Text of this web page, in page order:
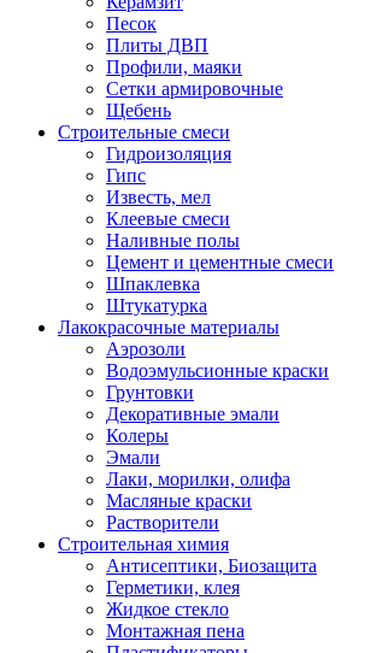
Песок
Плиты ДВП
Профили, маяки
Сетки армировочные
Щебень
Строительные смеси
Гидроизоляция
Гипс
Известь, мел
Клеевые смеси
Наливные полы
Цемент и цементные смеси
Шпаклевка
Штукатурка
Лакокрасочные материалы
Аэрозоли
Водоэмульсионные краски
Грунтовки
Декоративные эмали
Колеры
Эмали
Лаки, морилки, олифа
Масляные краски
Растворители
Строительная химия
Антисептики, Биозащита
Герметики, клея
Жидкое стекло
Монтажная пена